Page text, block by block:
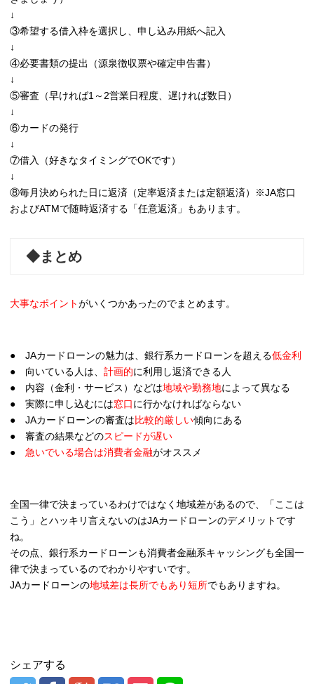
↓
③希望する借入枠を選択し、申し込み用紙へ記入
↓
④必要書類の提出（源泉徴収票や確定申告書）
↓
⑤審査（早ければ1～2営業日程度、遅ければ数日）
↓
⑥カードの発行
↓
⑦借入（好きなタイミングでOKです）
↓
⑧毎月決められた日に返済（定率返済または定額返済）※JA窓口
およびATMで随時返済する「任意返済」もあります。
◆まとめ
大事なポイントがいくつかあったのでまとめます。
● JAカードローンの魅力は、銀行系カードローンを超える低金利
● 向いている人は、 計画的に利用し返済できる人
● 内容（金利・サービス）などは地域や勤務地によって異なる
● 実際に申し込むには窓口に行かなければならない
● JAカードローンの審査は比較的厳しい傾向にある
● 審査の結果などのスピードが遅い
● 急いでいる場合は消費者金融がオススメ
全国一律で決まっているわけではなく地域差があるので、「ここは
こう」とハッキリ言えないのはJAカードローンのデメリットです
ね。
その点、銀行系カードローンも消費者金融系キャッシングも全国一
律で決まっているのでわかりやすいです。
JAカードローンの地域差は長所でもあり短所でもありますね。
シェアする